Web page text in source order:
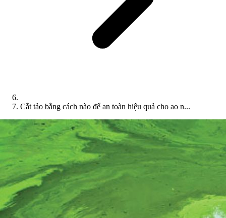
Cắt tảo bằng cách nào để an toàn hiệu quả cho ao n...